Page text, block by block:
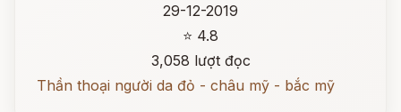
29-12-2019
⭐ 4.8
3,058 lượt đọc
Thần thoại người da đỏ - châu mỹ - bắc mỹ